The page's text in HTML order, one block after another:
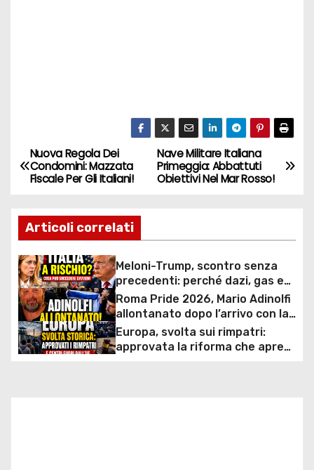
N
a
v
i
g
a
z
Nave Militare Italiana
Primeggia: Abbattuti
Obiettivi Nel Mar Rosso!
Nuova Regola Dei
Condomini: Mazzata
Fiscale Per Gli Italiani!
Articoli correlati
Meloni-Trump, scontro senza
precedenti: perché dazi, gas e
rapporti diplomatici possono
costare caro all’Italia
Roma Pride 2026, Mario Adinolfi
allontanato dopo l’arrivo con la
bandiera di Israele: scontro
politico e polemiche sui diritti
Europa, svolta sui rimpatri:
approvata la riforma che apre